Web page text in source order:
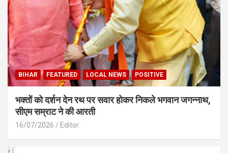
BIHAR FEATURED LOCAL NEWS POSITIVE
भक्तों को दर्शन देन रथ पर सवार होकर निकले भगवान जगन्नाथ,
सीएम सम्राट ने की आरती
16/07/2026 Editor